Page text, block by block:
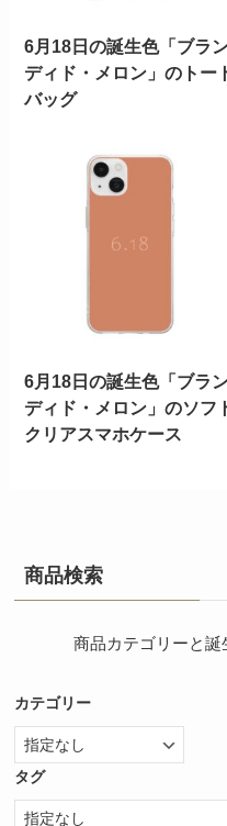
6月18日の誕生色「ブラ
ディド・メロン」のトー
バッグ
6月18日の誕生色「ブラ
ディド・メロン」のソフ
クリアスマホケース
商品検索
商品カテゴリーと
カテゴリー
タグ